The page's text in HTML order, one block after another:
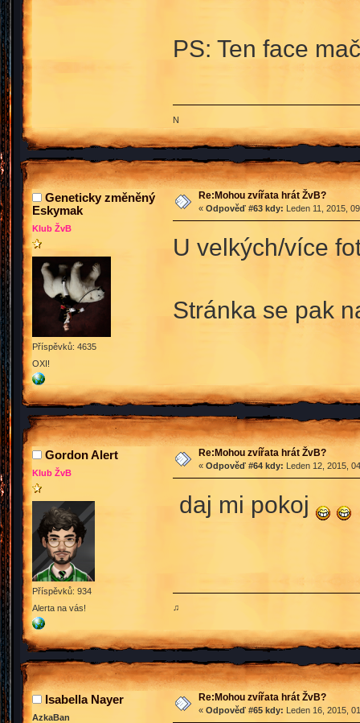
PS: Ten face
N
Geneticky změněný
Eskymak
Klub ŽvB
Příspěvků: 4635
OXI!
Re:Mohou zvířata hrát ŽvB?
« Odpověď #63 kdy: Leden 11, 2015,
U velkých/více
Stránka se pak
Gordon Alert
Klub ŽvB
Příspěvků: 934
Alerta na vás!
Re:Mohou zvířata hrát ŽvB?
« Odpověď #64 kdy: Leden 12, 2015,
daj mi pokoj
♫
Isabella Nayer
AzkaBan
Re:Mohou zvířata hrát ŽvB?
« Odpověď #65 kdy: Leden 16, 2015,